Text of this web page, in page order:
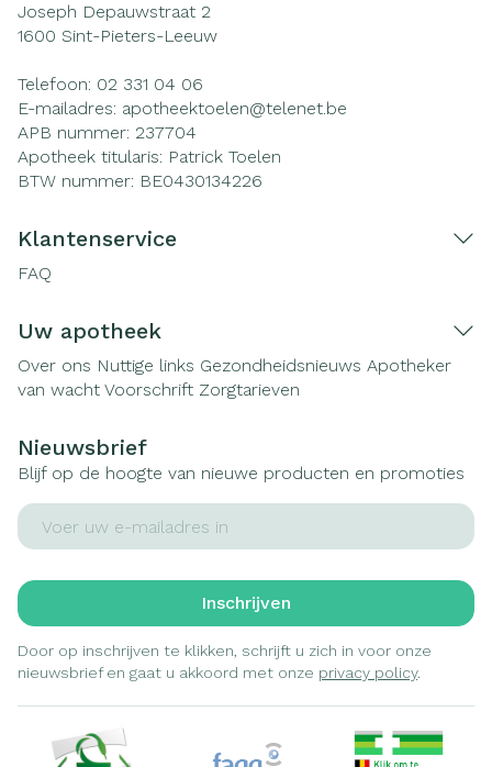
Joseph Depauwstraat 2
1600 Sint-Pieters-Leeuw
Telefoon: 02 331 04 06
E-mailadres: apotheektoelen@telenet.be
APB nummer: 237704
Apotheek titularis: Patrick Toelen
BTW nummer: BE0430134226
Klantenservice
FAQ
Uw apotheek
Over ons Nuttige links Gezondheidsnieuws Apotheker
van wacht Voorschrift Zorgtarieven
Nieuwsbrief
Blijf op de hoogte van nieuwe producten en promoties
E-mail adres
Inschrijven
Door op inschrijven te klikken, schrijft u zich in voor onze
nieuwsbrief en gaat u akkoord met onze privacy policy.